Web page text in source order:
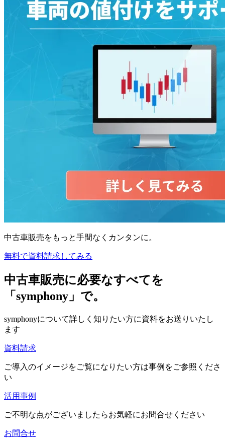
中古車販売をもっと手間なくカンタンに。
無料で資料請求してみる
中古車販売に必要なすべてを
「symphony」で。
symphonyについて詳しく知りたい方に資料をお送りいたし
ます
資料請求
ご導入のイメージをご覧になりたい方は事例をご参照くださ
い
活用事例
ご不明な点がございましたらお気軽にお問合せください
お問合せ